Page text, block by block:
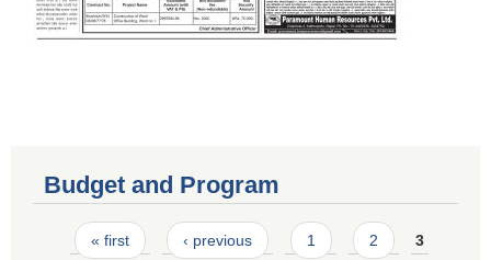
Budget and Program
Pages
« first ‹ previous 1 2 3